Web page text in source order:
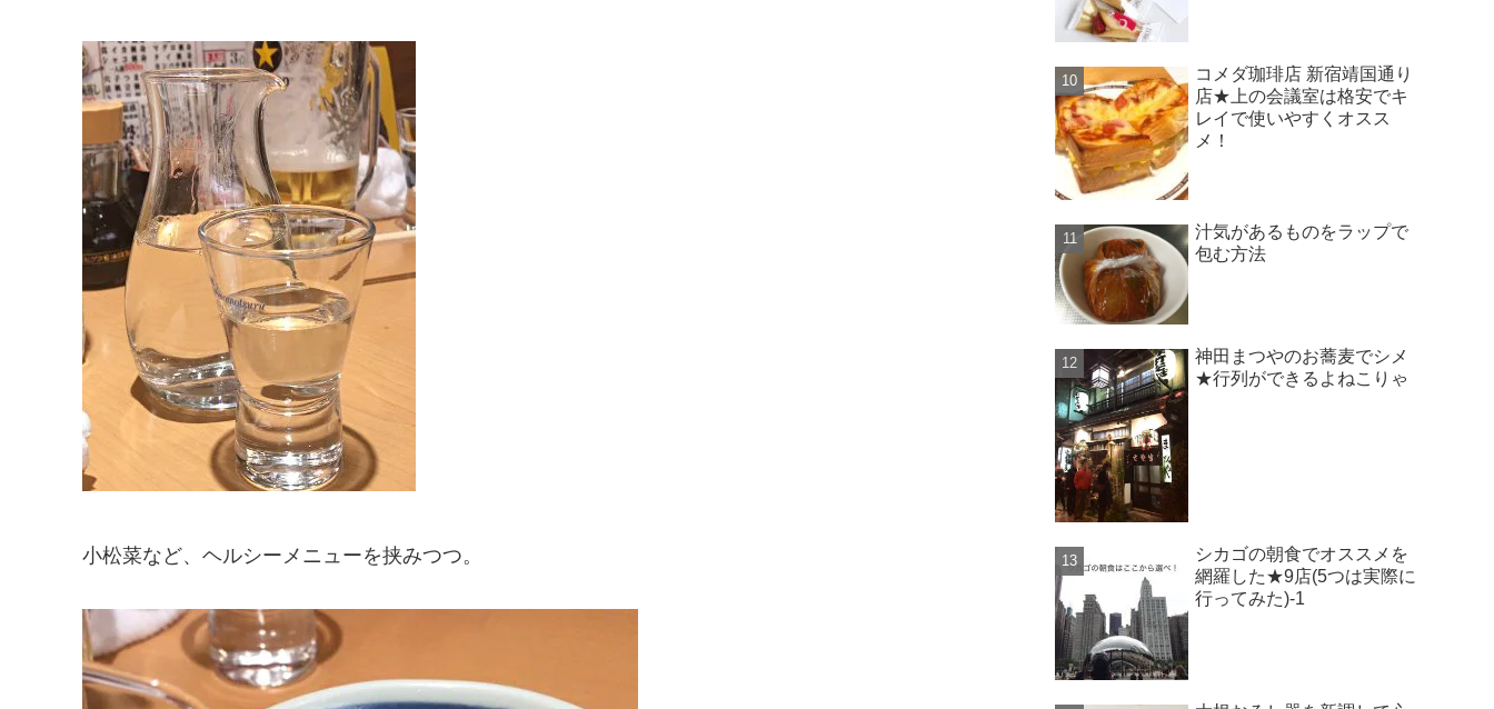
小松菜など、ヘルシーメニューを挟みつつ。
コメダ珈琲店 新宿靖国通り
店★上の会議室は格安でキ
レイで使いやすくオスス
メ！
汁気があるものをラップで
包む方法
神田まつやのお蕎麦でシメ
★行列ができるよねこりゃ
シカゴの朝食でオススメを
網羅した★9店(5つは実際に
行ってみた)-1